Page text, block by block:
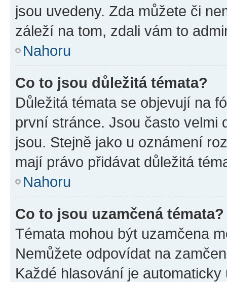
jsou uvedeny. Zda můžete či
záleží na tom, zdali vám to
Nahoru
Co to jsou důležitá témata?
Důležitá témata se objevují na
první stránce. Jsou často velmi
jsou. Stejně jako u oznámení
mají právo přidávat důležitá
Nahoru
Co to jsou uzamčená témata?
Témata mohou být uzamčena
Nemůžete odpovídat na
Každé hlasování je